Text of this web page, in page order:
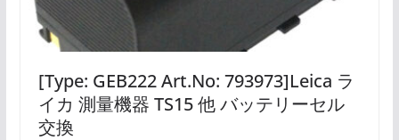
[Type: GEB222 Art.No: 793973]Leica ラ
イカ 測量機器 TS15 他 バッテリーセル
交換